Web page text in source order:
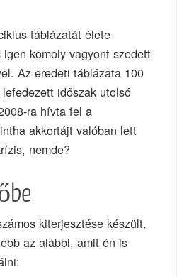
táblázatát élete
komoly vagyont szedett
Az eredeti táblázata 100
időszak utolsó
ra hívta fel a
akkortájt valóban lett
nemde?
kiterjesztése készült,
az alábbi, amit én is